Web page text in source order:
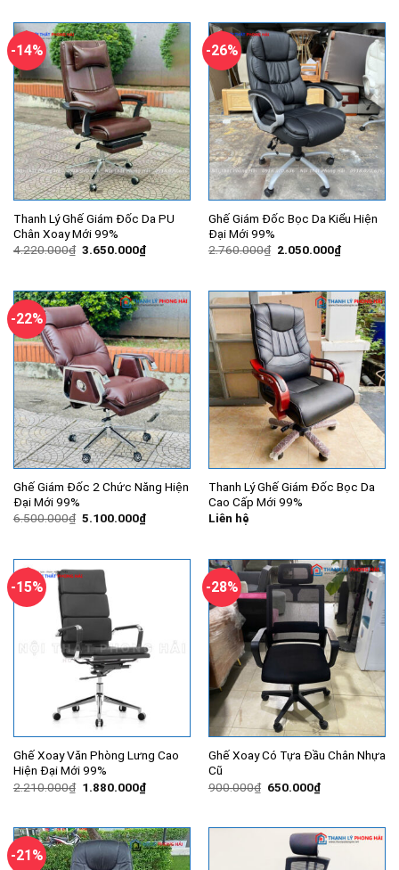
2.690.000₫.
-14%
Thanh Lý Ghế Giám Đốc Da PU
Chân Xoay Mới 99%
4.220.000₫ Giá
3.650.000₫Giá
hiện
3.650.000₫.
-26%
Ghế Giám Đốc Bọc Da Kiểu Hiện
Đại Mới 99%
2.760.000₫ Giá
2.050.000₫Giá
hiện
-22%
Ghế Giám Đốc 2 Chức Năng Hiện
Đại Mới 99%
6.500.000₫ Giá
5.100.000₫Giá
hiện
5.100.000₫.
Thanh Lý Ghế Giám Đốc Bọc Da
Cao Cấp Mới 99%
Liên hệ
-15%
Ghế Xoay Văn Phòng Lưng Cao
Hiện Đại Mới 99%
2.210.000₫ Giá
1.880.000₫Giá
hiện
1.880.000₫.
-28%
Ghế Xoay Có Tựa Đầu Chân Nhựa
Cũ
900.000₫ Giá
650.000₫Giá
hiện
650.000₫.
-21%